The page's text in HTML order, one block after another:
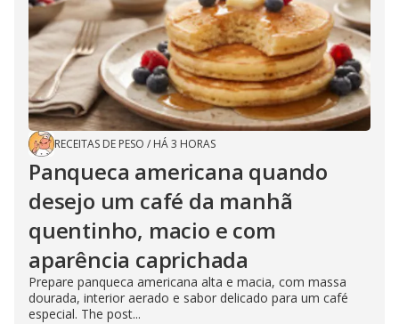
RECEITAS DE PESO / HÁ 3 HORAS
Panqueca americana quando
desejo um café da manhã
quentinho, macio e com
aparência caprichada
Prepare panqueca americana alta e macia, com massa
dourada, interior aerado e sabor delicado para um café
especial. The post...